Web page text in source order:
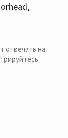
отвечать на
.